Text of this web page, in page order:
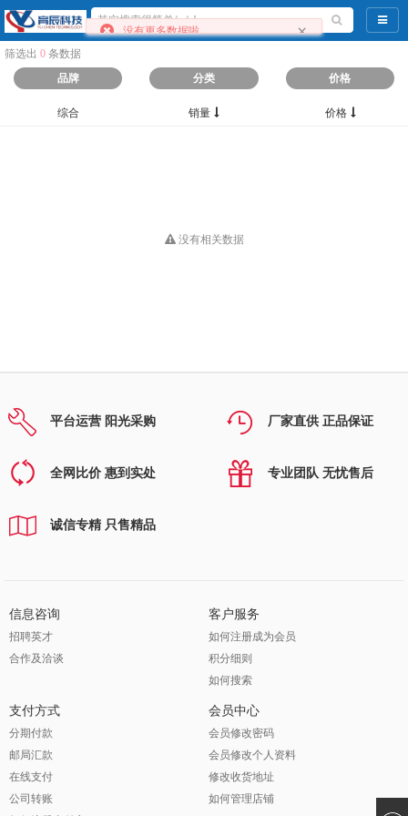
导航
筛选出 0 条数据
品牌
分类 价格
综合 销量 价格
没有相关数据
平台运营 阳光采购 厂家直供 正品保证
全网比价 惠到实处 专业团队 无忧售后
诚信专精 只售精品
信息咨询
招聘英才
合作及洽谈
客户服务
如何注册成为会员
积分细则
如何搜索
支付方式
分期付款
邮局汇款
在线支付
公司转账
会员中心
会员修改密码
会员修改个人资料
修改收货地址
如何管理店铺
×
没有更多数据啦